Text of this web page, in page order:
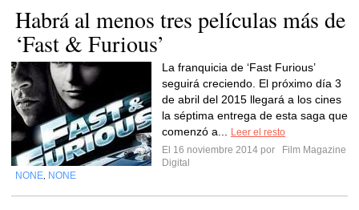
Habrá al menos tres películas más de
‘Fast & Furious’
La franquicia de ‘Fast Furious’
seguirá creciendo. El próximo día 3
de abril del 2015 llegará a los cines
la séptima entrega de esta saga que
comenzó a...
Leer el resto
El 16 noviembre 2014 por
Film Magazine
Digital
NONE NONE